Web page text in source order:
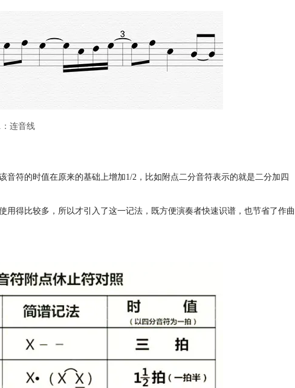
：连音线
符的时值在原来的基础上增加1/2，比如附点二分音符表示的就是二分加四
得比较多，所以才引入了这一记法，既方便演奏者快速识谱，也节省了作曲